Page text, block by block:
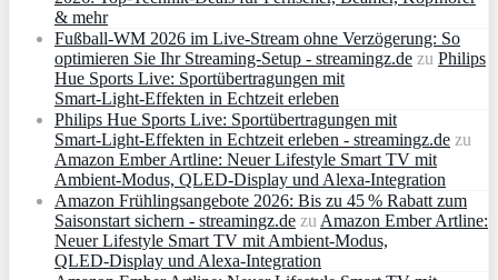
& mehr
Fußball-WM 2026 im Live-Stream ohne Verzögerung: So
optimieren Sie Ihr Streaming-Setup - streamingz.de zu Philips
Hue Sports Live: Sportübertragungen mit
Smart‑Light‑Effekten in Echtzeit erleben
Philips Hue Sports Live: Sportübertragungen mit
Smart‑Light‑Effekten in Echtzeit erleben - streamingz.de zu
Amazon Ember Artline: Neuer Lifestyle Smart TV mit
Ambient‑Modus, QLED‑Display und Alexa‑Integration
Amazon Frühlingsangebote 2026: Bis zu 45 % Rabatt zum
Saisonstart sichern - streamingz.de zuAmazon Ember Artline:
Neuer Lifestyle Smart TV mit Ambient‑Modus,
QLED‑Display und Alexa‑Integration